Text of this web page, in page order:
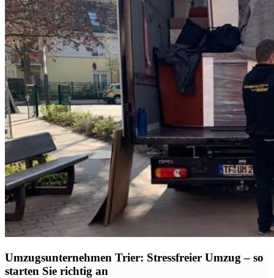
Umzugsunternehmen Trier: Stressfreier Umzug – so
starten Sie richtig an